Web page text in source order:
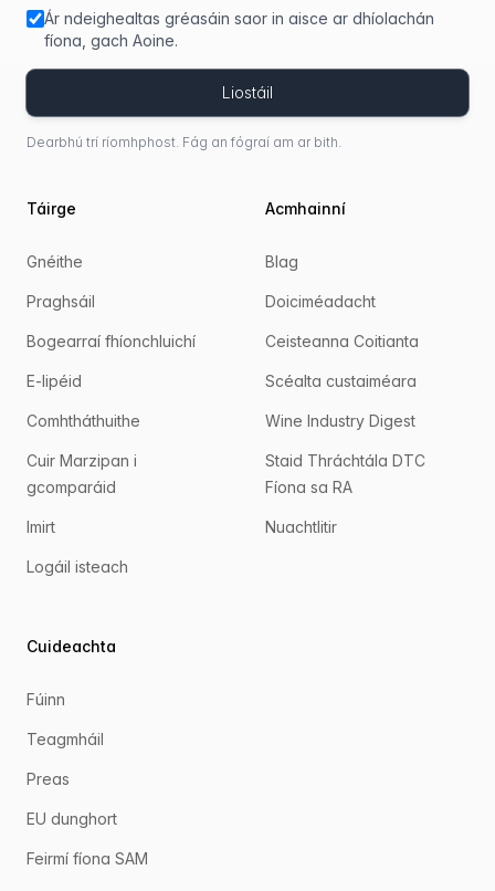
Ár ndeighealtas gréasáin saor in aisce ar dhíolachán
fíona, gach Aoine.
Liostáil
Dearbhú trí ríomhphost. Fág an fógraí am ar bith.
Táirge
Gnéithe
Praghsáil
Bogearraí fhíonchluichí
E-lipéid
Comhtháthuithe
Cuir Marzipan i
gcomparáid
Imirt
Logáil isteach
Acmhainní
Blag
Doiciméadacht
Ceisteanna Coitianta
Scéalta custaiméara
Wine Industry Digest
Staid Thráchtála DTC
Fíona sa RA
Nuachtlitir
Cuideachta
Fúinn
Teagmháil
Preas
EU dunghort
Feirmí fíona SAM